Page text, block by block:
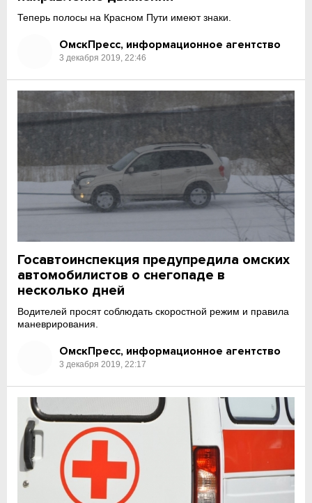
Теперь полосы на Красном Пути имеют знаки.
ОмскПресс, информационное агентство
3 декабря 2019, 22:46
Госавтоинспекция предупредила омских
автомобилистов о снегопаде в
несколько дней
Водителей просят соблюдать скоростной режим и правила
маневрирования.
ОмскПресс, информационное агентство
3 декабря 2019, 22:17